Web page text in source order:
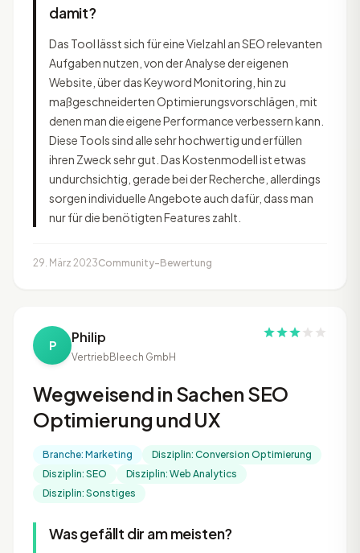
damit?
Das Tool lässt sich für eine Vielzahl an SEO relevanten
Aufgaben nutzen, von der Analyse der eigenen
Website, über das Keyword Monitoring, hin zu
maßgeschneiderten Optimierungsvorschlägen, mit
denen man die eigene Performance verbessern kann.
Diese Tools sind alle sehr hochwertig und erfüllen
ihren Zweck sehr gut. Das Kostenmodell ist etwas
undurchsichtig, gerade bei der Recherche, allerdings
sorgen individuelle Angebote auch dafür, dass man
nur für die benötigten Features zahlt.
29. März 2023Community-Bewertung
P Philip
Vertrieb Bleech GmbH
Wegweisend in Sachen SEO
Optimierung und UX
Branche: Marketing
Disziplin: Conversion Optimierung
Disziplin: SEO
Disziplin: Web Analytics
Disziplin: Sonstiges
Was gefällt dir am meisten?